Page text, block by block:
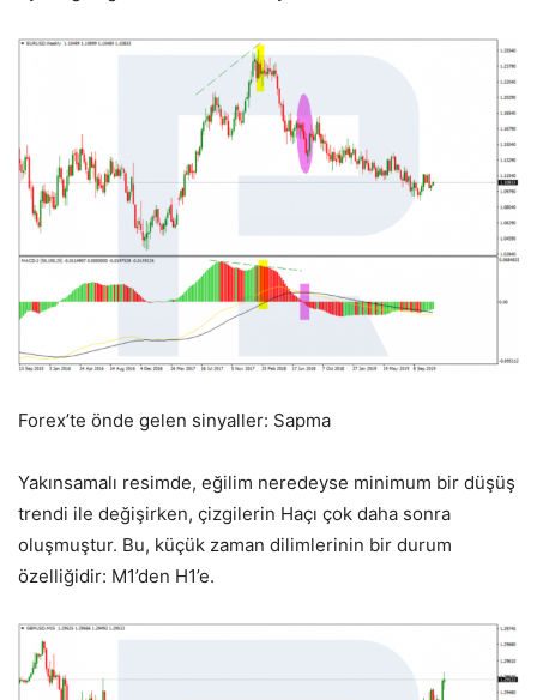
Forex’te önde gelen sinyaller: Sapma
Yakınsamalı resimde, eğilim neredeyse minimum bir düşüş
trendi ile değişirken, çizgilerin Haçı çok daha sonra
oluşmuştur. Bu, küçük zaman dilimlerinin bir durum
özelliğidir: M1’den H1’e.